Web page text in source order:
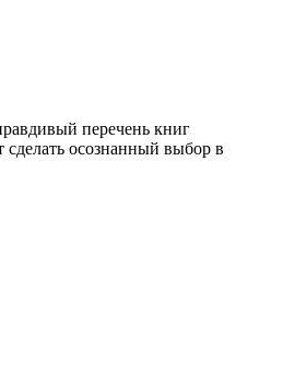
перечень книг
сделать осознанный выбор в